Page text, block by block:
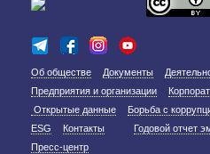
Об обществе Документы
Предприятия и организации
Открытые данные
Борьба с
ESG
Контакты
Годовой отчет
Пресс-центр